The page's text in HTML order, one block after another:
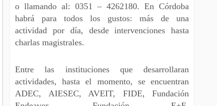
o llamando al: 0351 – 4262180. En Córdoba
habrá para todos los gustos: más de una
actividad por día, desde intervenciones hasta
charlas magistrales.
Entre las instituciones que desarrollaran
actividades, hasta el momento, se encuentran
ADEC, AIESEC, AVEIT, FIDE, Fundación